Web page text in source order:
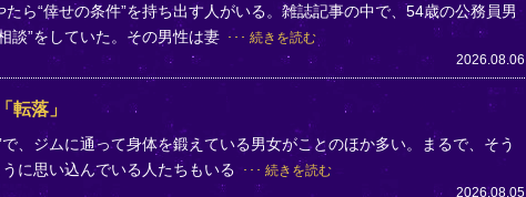
ら“倖せの条件”を持ち出す人がいる。雑誌記事の中で、54歳の公務員男
談”をしていた。その男性は妻
続きを読む
2026.08.06
転落」
、ジムに通って身体を鍛えている男女がことのほか多い。まるで、そう
に思い込んでいる人たちもいる
続きを読む
2026.08.05